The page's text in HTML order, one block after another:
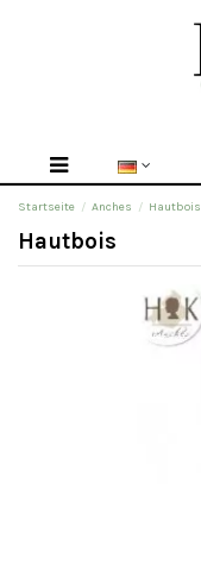
Startseite Anches Hautbois
Hautbois